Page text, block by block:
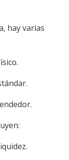
hay varias